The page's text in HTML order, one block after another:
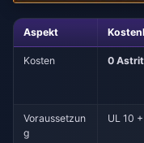
Aspekt
Kosten 0
Voraussetzun
g
UL 10